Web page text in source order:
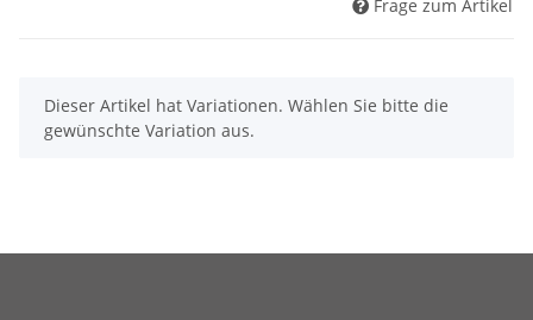
Frage zum Artikel
x
Dieser Artikel hat Variationen. Wählen Sie bitte die
gewünschte Variation aus.